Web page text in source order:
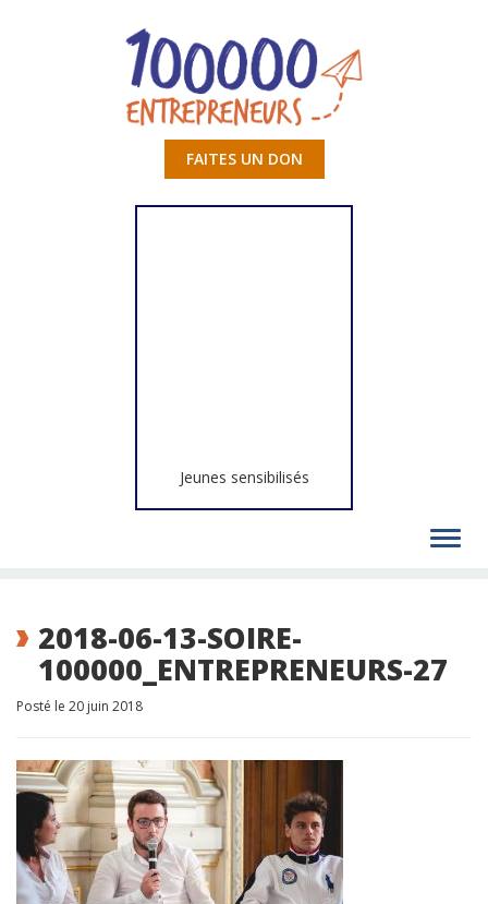
FAITES UN DON
Jeunes sensibilisés
2018-06-13-SOIRE-
100000_ENTREPRENEURS-27
Posté le 20 juin 2018